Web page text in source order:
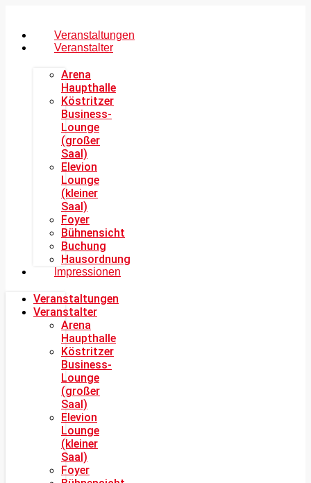
Veranstaltungen
Veranstalter
Arena
Haupthalle
Köstritzer
Business-
Lounge
(großer
Saal)
Elevion
Lounge
(kleiner
Saal)
Foyer
Bühnensicht
Buchung
Hausordnung
Impressionen
Veranstaltungen
Veranstalter
Arena
Haupthalle
Köstritzer
Business-
Lounge
(großer
Saal)
Elevion
Lounge
(kleiner
Saal)
Foyer